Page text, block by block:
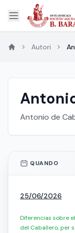
Autori
Antonio de
QUANDO
25/06/2026
Diferencias sobre
del Caballero, per